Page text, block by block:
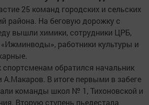
25 команд городских и сельских
района. На беговую дорожку с
вышли химики, сотрудники ЦРБ,
работники культуры и
спортсменам обратился начальник
В итоге первыми в забеге
команды школ № 1, Тихоновской и
Вторую ступень пьедестала